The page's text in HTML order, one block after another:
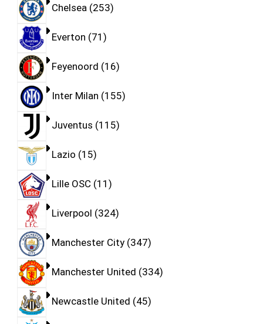
Chelsea 253
Everton 71
Feyenoord 16
Inter Milan 155
Juventus 115
Lazio 15
Lille OSC 11
Liverpool 324
Manchester City 347
Manchester United 334
Newcastle United 45